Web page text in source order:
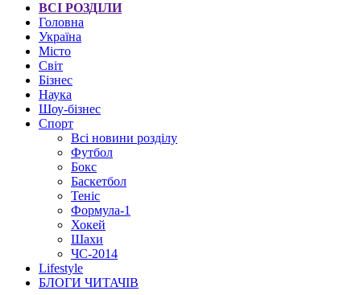
ВСІ РОЗДІЛИ
Головна
Україна
Місто
Світ
Бізнес
Наука
Шоу-бізнес
Спорт
Всі новини розділу
Футбол
Бокс
Баскетбол
Теніс
Формула-1
Хокей
Шахи
ЧС-2014
Lifestyle
БЛОГИ ЧИТАЧІВ